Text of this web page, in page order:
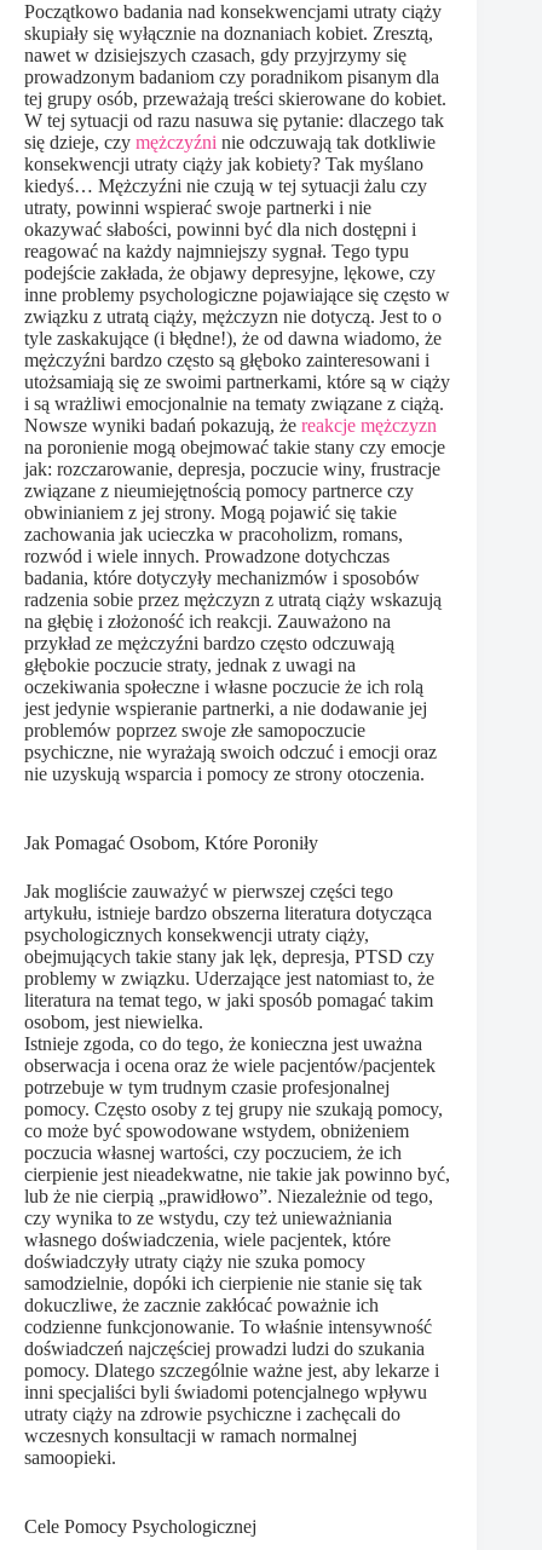
Początkowo badania nad konsekwencjami utraty ciąży
skupiały się wyłącznie na doznaniach kobiet. Zresztą,
nawet w dzisiejszych czasach, gdy przyjrzymy się
prowadzonym badaniom czy poradnikom pisanym dla
tej grupy osób, przeważają treści skierowane do kobiet.
W tej sytuacji od razu nasuwa się pytanie: dlaczego tak
się dzieje, czy mężczyźni nie odczuwają tak dotkliwie
konsekwencji utraty ciąży jak kobiety? Tak myślano
kiedyś… Mężczyźni nie czują w tej sytuacji żalu czy
utraty, powinni wspierać swoje partnerki i nie
okazywać słabości, powinni być dla nich dostępni i
reagować na każdy najmniejszy sygnał. Tego typu
podejście zakłada, że objawy depresyjne, lękowe, czy
inne problemy psychologiczne pojawiające się często w
związku z utratą ciąży, mężczyzn nie dotyczą. Jest to o
tyle zaskakujące (i błędne!), że od dawna wiadomo, że
mężczyźni bardzo często są głęboko zainteresowani i
utożsamiają się ze swoimi partnerkami, które są w ciąży
i są wrażliwi emocjonalnie na tematy związane z ciążą.
Nowsze wyniki badań pokazują, że reakcje mężczyzn
na poronienie mogą obejmować takie stany czy emocje
jak: rozczarowanie, depresja, poczucie winy, frustracje
związane z nieumiejętnością pomocy partnerce czy
obwinianiem z jej strony. Mogą pojawić się takie
zachowania jak ucieczka w pracoholizm, romans,
rozwód i wiele innych. Prowadzone dotychczas
badania, które dotyczyły mechanizmów i sposobów
radzenia sobie przez mężczyzn z utratą ciąży wskazują
na głębię i złożoność ich reakcji. Zauważono na
przykład ze mężczyźni bardzo często odczuwają
głębokie poczucie straty, jednak z uwagi na
oczekiwania społeczne i własne poczucie że ich rolą
jest jedynie wspieranie partnerki, a nie dodawanie jej
problemów poprzez swoje złe samopoczucie
psychiczne, nie wyrażają swoich odczuć i emocji oraz
nie uzyskują wsparcia i pomocy ze strony otoczenia.
Jak Pomagać Osobom, Które Poroniły
Jak mogliście zauważyć w pierwszej części tego
artykułu, istnieje bardzo obszerna literatura dotycząca
psychologicznych konsekwencji utraty ciąży,
obejmujących takie stany jak lęk, depresja, PTSD czy
problemy w związku. Uderzające jest natomiast to, że
literatura na temat tego, w jaki sposób pomagać takim
osobom, jest niewielka.
Istnieje zgoda, co do tego, że konieczna jest uważna
obserwacja i ocena oraz że wiele pacjentów/pacjentek
potrzebuje w tym trudnym czasie profesjonalnej
pomocy. Często osoby z tej grupy nie szukają pomocy,
co może być spowodowane wstydem, obniżeniem
poczucia własnej wartości, czy poczuciem, że ich
cierpienie jest nieadekwatne, nie takie jak powinno być,
lub że nie cierpią „prawidłowo”. Niezależnie od tego,
czy wynika to ze wstydu, czy też unieważniania
własnego doświadczenia, wiele pacjentek, które
doświadczyły utraty ciąży nie szuka pomocy
samodzielnie, dopóki ich cierpienie nie stanie się tak
dokuczliwe, że zacznie zakłócać poważnie ich
codzienne funkcjonowanie. To właśnie intensywność
doświadczeń najczęściej prowadzi ludzi do szukania
pomocy. Dlatego szczególnie ważne jest, aby lekarze i
inni specjaliści byli świadomi potencjalnego wpływu
utraty ciąży na zdrowie psychiczne i zachęcali do
wczesnych konsultacji w ramach normalnej
samoopieki.
Cele Pomocy Psychologicznej